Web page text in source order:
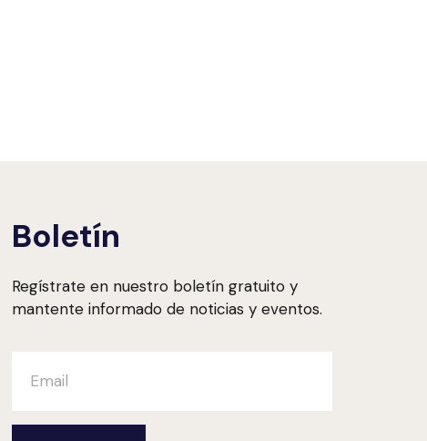
Boletín
Regístrate en nuestro boletín gratuito y
mantente informado de noticias y eventos.